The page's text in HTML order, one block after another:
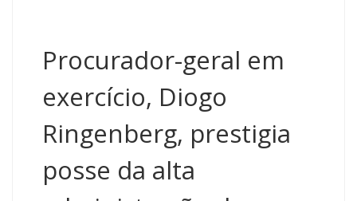
Procurador-geral em
exercício, Diogo
Ringenberg, prestigia
posse da alta